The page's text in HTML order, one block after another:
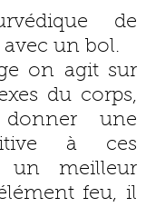
de
un bol.​
on agit sur
du corps,
une
à ces
un meilleur
feu, il